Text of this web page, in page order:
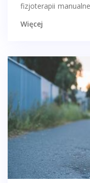
fizjoterapii
Więcej